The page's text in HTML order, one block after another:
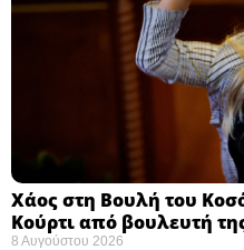
Χάος στη Βουλή του
Κούρτι από βουλευτή
8 Αυγούστου 2026